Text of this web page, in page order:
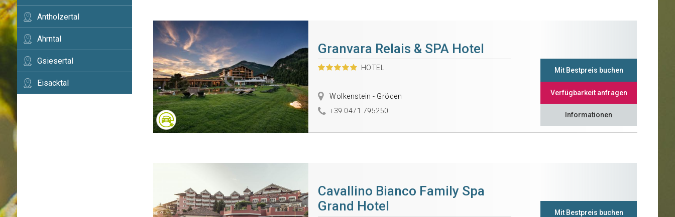
Antholzertal
Ahrntal
Gsiesertal
Eisacktal
Granvara Relais & SPA Hotel
HOTEL
Wolkenstein - Gröden
+39 0471 795250
Mit Bestpreis buchen
Verfügbarkeit anfragen
Informationen
Cavallino Bianco Family Spa
Grand Hotel
Mit Bestpreis buchen